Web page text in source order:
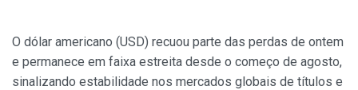
O dólar americano (USD) recuou parte das perdas de ontem
e permanece em faixa estreita desde o começo de agosto,
sinalizando estabilidade nos mercados globais de títulos e